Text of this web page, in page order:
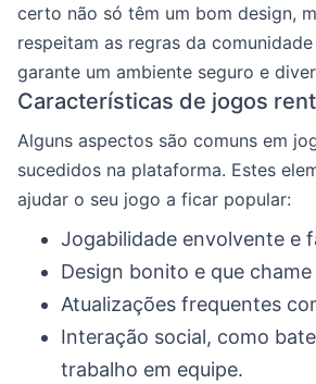
certo não só têm um bom design,
respeitam as regras da
garante um ambiente seguro e
Características de jogos
Alguns aspectos são comuns em
sucedidos na plataforma. Estes
ajudar o seu jogo a ficar popular:
Jogabilidade envolvente e
Design bonito e que
Atualizações frequentes
Interação social, como
trabalho em equipe.